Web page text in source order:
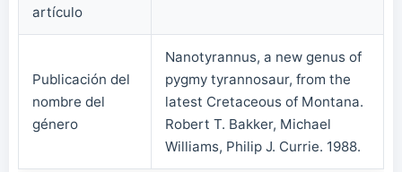
artículo
Publicación del
nombre del
género
Nanotyrannus, a new genus of
pygmy tyrannosaur, from the
latest Cretaceous of Montana.
Robert T. Bakker, Michael
Williams, Philip J. Currie. 1988.